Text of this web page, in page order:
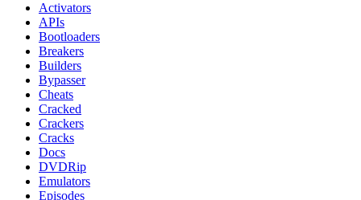
Activators
APIs
Bootloaders
Breakers
Builders
Bypasser
Cheats
Cracked
Crackers
Cracks
Docs
DVDRip
Emulators
Episodes